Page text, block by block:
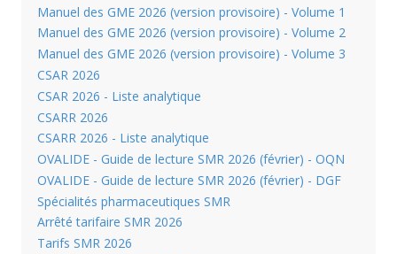
Manuel des GME 2026 (version provisoire) - Volume 1
Manuel des GME 2026 (version provisoire) - Volume 2
Manuel des GME 2026 (version provisoire) - Volume 3
CSAR 2026
CSAR 2026 - Liste analytique
CSARR 2026
CSARR 2026 - Liste analytique
OVALIDE - Guide de lecture SMR 2026 (février) - OQN
OVALIDE - Guide de lecture SMR 2026 (février) - DGF
Spécialités pharmaceutiques SMR
Arrêté tarifaire SMR 2026
Tarifs SMR 2026